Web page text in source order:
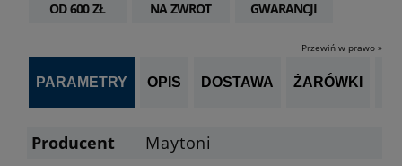
OD 600 ZŁ
NA ZWROT
GWARANCJI
Przewiń w prawo »
PARAMETRY OPIS DOSTAWA ŻARÓWKI
Producent
Maytoni